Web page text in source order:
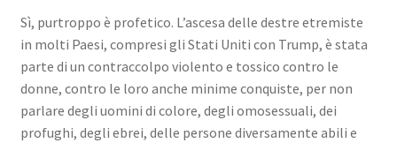
Sì, purtroppo è profetico. L’ascesa delle destre etremiste
in molti Paesi, compresi gli Stati Uniti con Trump, è stata
parte di un contraccolpo violento e tossico contro le
donne, contro le loro anche minime conquiste, per non
parlare degli uomini di colore, degli omosessuali, dei
profughi, degli ebrei, delle persone diversamente abili e